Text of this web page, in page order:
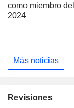
como miembro
2024
Más noticias
Revisiones